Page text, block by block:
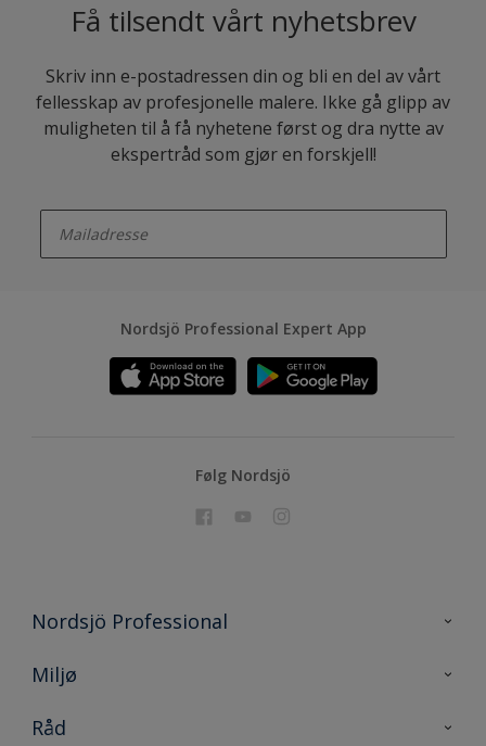
Få tilsendt vårt nyhetsbrev
Skriv inn e-postadressen din og bli en del av vårt
fellesskap av profesjonelle malere. Ikke gå glipp av
muligheten til å få nyhetene først og dra nytte av
ekspertråd som gjør en forskjell!
Nordsjö Professional Expert App
Følg Nordsjö
Nordsjö Professional
Kontakt oss
Prosjekt
Miljø
Bærekraftig utvikling
Råd